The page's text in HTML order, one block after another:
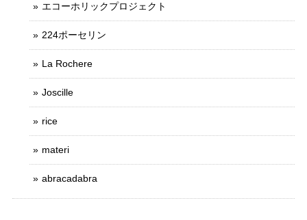
エコーホリックプロジェクト
224ポーセリン
La Rochere
Joscille
rice
materi
abracadabra